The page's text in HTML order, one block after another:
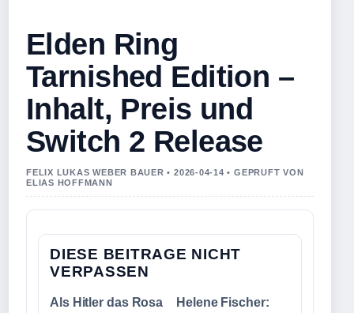
Elden Ring
Tarnished Edition –
Inhalt, Preis und
Switch 2 Release
FELIX LUKAS WEBER BAUER • 2026-04-14 • GEPRUFT VON
ELIAS HOFFMANN
DIESE BEITRAGE NICHT
VERPASSEN
Als Hitler das Rosa
Helene Fischer: